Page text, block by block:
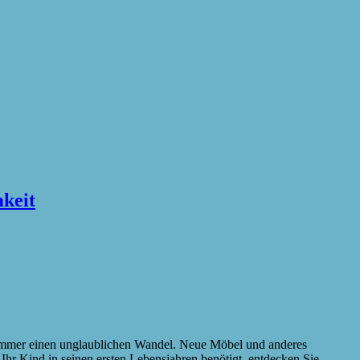
einen unglaublichen Wandel. Neue Möbel und anderes